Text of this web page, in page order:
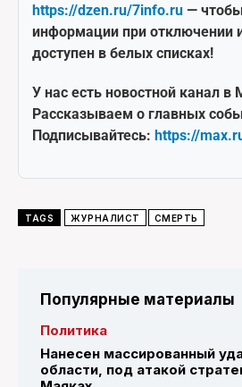
https://dzen.ru/7info.ru —
информации при отключении
доступен в белых списках!
У нас есть новостной канал в
Рассказываем о главных
Подписывайтесь: https://
TAGS ЖУРНАЛИСТ СМЕРТЬ
Популярные материалы
Политика
Нанесен массированный
области, под атакой